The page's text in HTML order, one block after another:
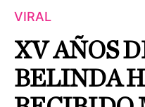
VIRAL
XV AÑOS
BELINDA